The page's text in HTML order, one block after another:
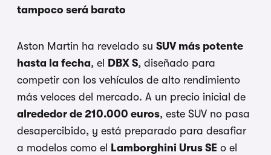
tampoco será barato
Aston Martin ha revelado su SUV más potente
hasta la fecha, el DBX S, diseñado para
competir con los vehículos de alto rendimiento
más veloces del mercado. A un precio inicial de
alrededor de 210.000 euros, este SUV no pasa
desapercibido, y está preparado para desafiar
a modelos como el
Lamborghini Urus SE o el